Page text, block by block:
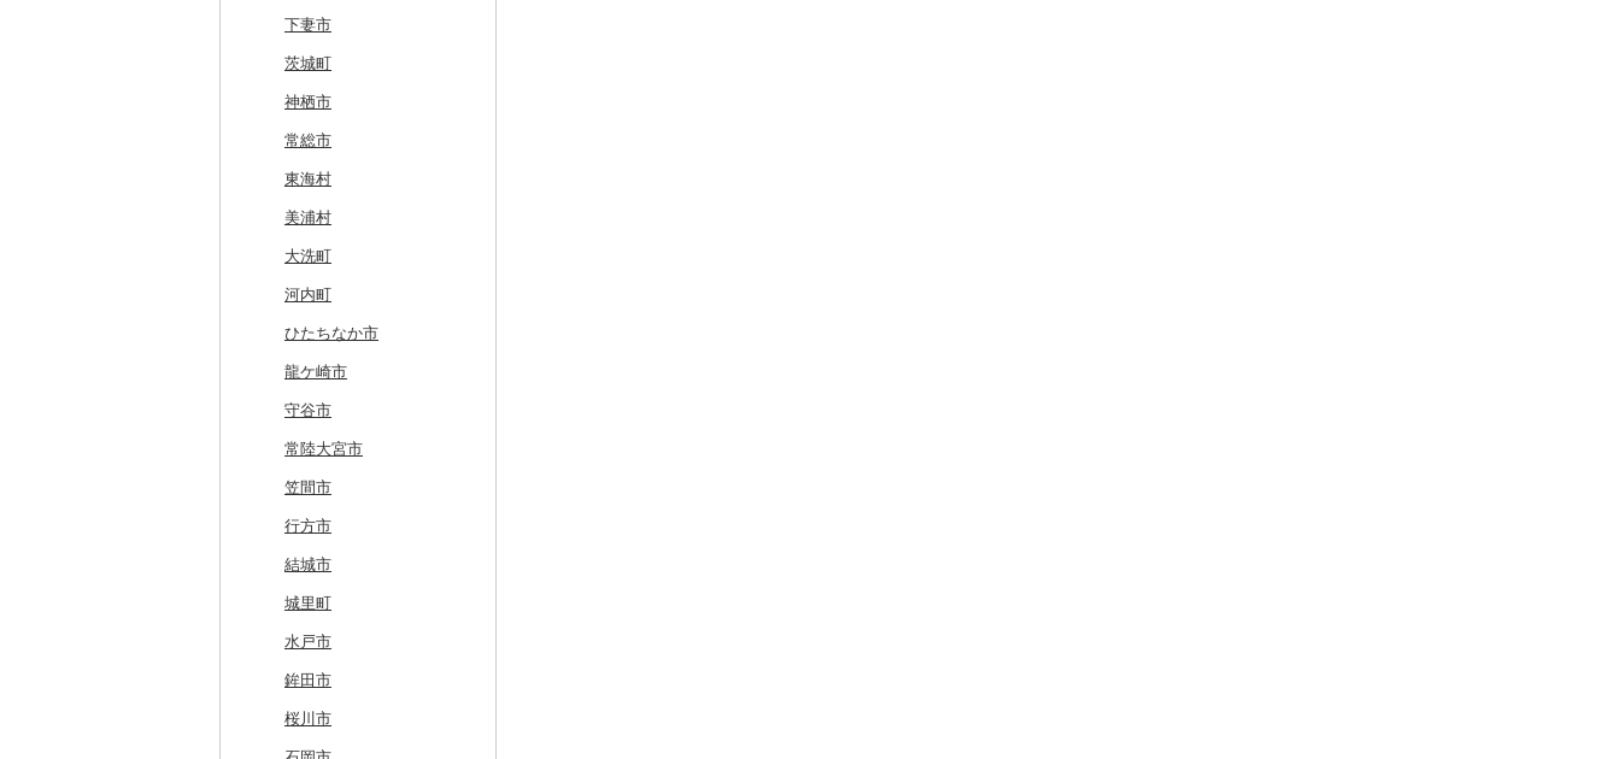
名寄市
美唄市
厚岸町
南富良野町
上富良野町
和寒町
紋別市
乙部町
根室市
三笠市
東川町
厚真町
奥尻町
網走市
浦河町
広尾町
中札内村
滝川市
比布町
深浦町
青森市
田子町
新郷村
横浜町
野辺地町
佐井村
六戸町
五所川原市
平川市
蓬田村
中泊町
外ヶ浜町
つがる市
弘前市
鰺ヶ沢町
むつ市
田舎館村
青森県（県庁）
葛巻町
花巻市
岩泉町
田野畑村
盛岡市
遠野市
奥州市
雫石町
岩手県（県庁）
一関市
久慈市
西和賀町
北上市
平泉町
洋野町
大船渡市
山田町
大槌町
村田町
栗原市
富谷市
岩沼市
七ヶ宿町
大崎市
塩竈市
石巻市
多賀城市
宮城県（県庁）
亘理町
蔵王町
女川町
気仙沼市
美里町
松島町
大和町
大郷町
南三陸町
大館市
由利本荘市
にかほ市
羽後町
秋田県（県庁）
秋田市
男鹿市
美郷町
東成瀬村
五城目町
北秋田市
八峰町
鹿角市
大仙市
八郎潟町
中山町
庄内町
大石田町
川西町
鶴岡市
山形県（県庁）
金山町
東根市
飯豊町
鮭川村
大蔵村
山辺町
戸沢村
舟形町
最上町
真室川町
寒河江市
西川町
高畠町
下郷町
西郷村
二本松市
猪苗代町
川俣町
郡山市
西会津町
玉川村
いわき市
南会津町
田村市
磐梯町
三春町
本宮市
柳津町
鮫川村
福島市
新地町
葛尾村
下妻市
茨城町
神栖市
常総市
東海村
美浦村
大洗町
河内町
ひたちなか市
龍ケ崎市
守谷市
常陸大宮市
笠間市
行方市
結城市
城里町
水戸市
鉾田市
桜川市